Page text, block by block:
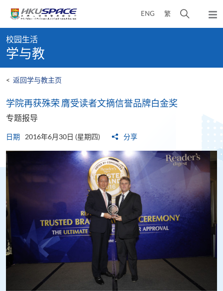
content
ENG 繁
开
弹
出
content
start
校园生活
学与教
< 返回学与教主页
学院再获殊荣 膺受读者文摘信誉品牌白金奖
专题报导
日期 2016年6月30日 (星期四) 分享